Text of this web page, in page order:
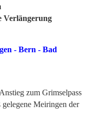
Verlängerung
- Bern - Bad
zum Grimselpass
gelegene Meiringen der